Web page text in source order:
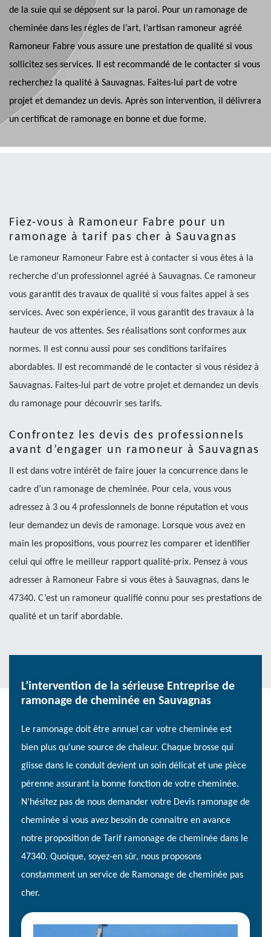
de la suie qui se déposent sur la paroi. Pour un ramonage de
cheminée dans les règles de l’art, l’artisan ramoneur agréé
Ramoneur Fabre vous assure une prestation de qualité si vous
sollicitez ses services. Il est recommandé de le contacter si vous
recherchez la qualité à Sauvagnas. Faites-lui part de votre
projet et demandez un devis. Après son intervention, il délivrera
un certificat de ramonage en bonne et due forme.
Fiez-vous à Ramoneur Fabre pour un
ramonage à tarif pas cher à Sauvagnas
Le ramoneur Ramoneur Fabre est à contacter si vous êtes à la
recherche d’un professionnel agréé à Sauvagnas. Ce ramoneur
vous garantit des travaux de qualité si vous faites appel à ses
services. Avec son expérience, il vous garantit des travaux à la
hauteur de vos attentes. Ses réalisations sont conformes aux
normes. Il est connu aussi pour ses conditions tarifaires
abordables. Il est recommandé de le contacter si vous résidez à
Sauvagnas. Faites-lui part de votre projet et demandez un devis
du ramonage pour découvrir ses tarifs.
Confrontez les devis des professionnels
avant d’engager un ramoneur à Sauvagnas
Il est dans votre intérêt de faire jouer la concurrence dans le
cadre d’un ramonage de cheminée. Pour cela, vous vous
adressez à 3 ou 4 professionnels de bonne réputation et vous
leur demandez un devis de ramonage. Lorsque vous avez en
main les propositions, vous pourrez les comparer et identifier
celui qui offre le meilleur rapport qualité-prix. Pensez à vous
adresser à Ramoneur Fabre si vous êtes à Sauvagnas, dans le
47340. C’est un ramoneur qualifié connu pour ses prestations de
qualité et un tarif abordable.
L’intervention de la sérieuse Entreprise de
ramonage de cheminée en Sauvagnas
Le ramonage doit être annuel car votre cheminée est
bien plus qu'une source de chaleur. Chaque brosse qui
glisse dans le conduit devient un soin délicat et une pièce
pérenne assurant la bonne fonction de votre cheminée.
N’hésitez pas de nous demander votre Devis ramonage de
cheminée si vous avez besoin de connaitre en avance
notre proposition de Tarif ramonage de cheminée dans le
47340. Quoique, soyez-en sûr, nous proposons
constamment un service de Ramonage de cheminée pas
cher.